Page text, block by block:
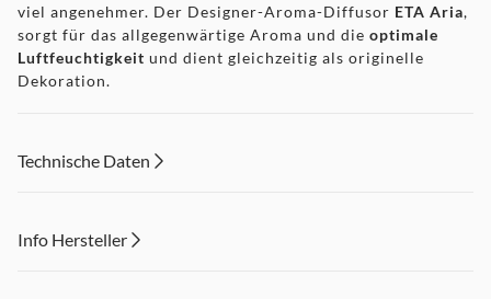
viel angenehmer. Der Designer-Aroma-Diffusor ETA Aria,
sorgt für das allgegenwärtige Aroma und die optimale
Luftfeuchtigkeit und dient gleichzeitig als originelle
Dekoration.
Technische Daten
Info Hersteller